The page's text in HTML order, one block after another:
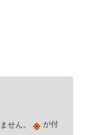
せん。 ※ が付